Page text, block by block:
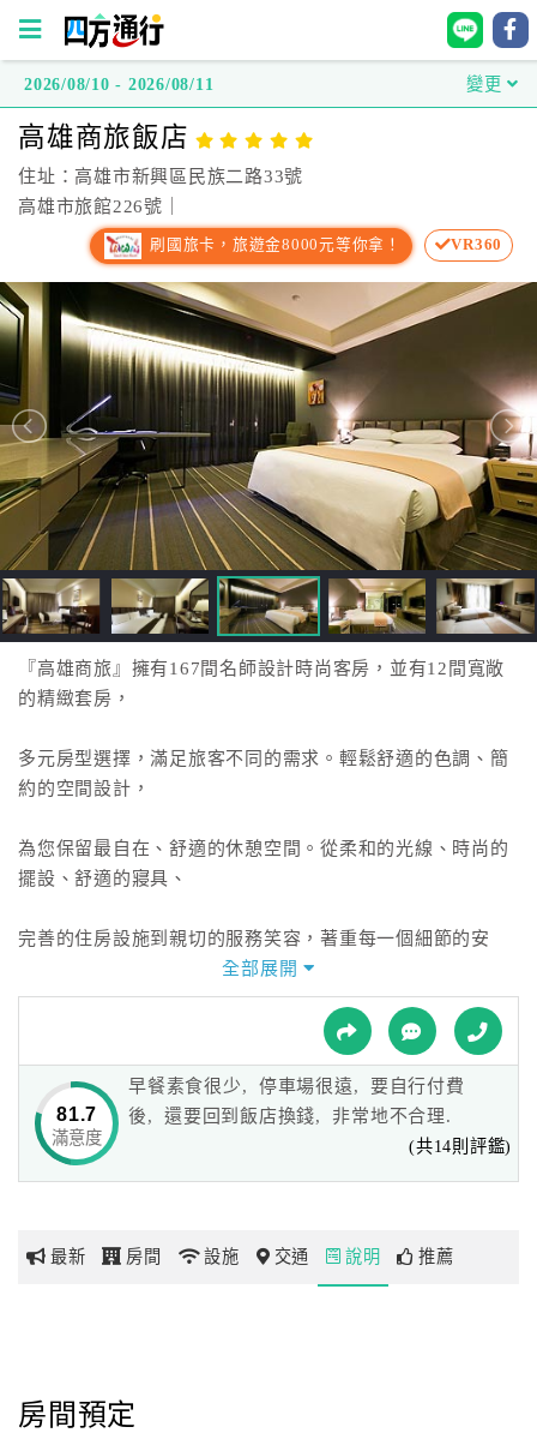
方
通
行
台
房
接
跟
飯
店
訂
房
HOT
特
民
宿
球
網
玩
地
圖
2026/08/10 - 2026/08/11 變更
高雄商旅飯店
住址：高雄市新興區民族二路33號
高雄市旅館226號｜
刷國旅卡，旅遊金8000元等你拿！ VR360
『高雄商旅』擁有167間名師設計時尚客房，並有12間寬敞
的精緻套房，
多元房型選擇，滿足旅客不同的需求。輕鬆舒適的色調、簡
約的空間設計，
為您保留最自在、舒適的休憩空間。從柔和的光線、時尚的
擺設、舒適的寢具、
完善的住房設施到親切的服務笑容，著重每一個細節的安
還是渡假旅遊，高雄商旅全心為您打造每一次的最佳住房體
全部展開
81.7
滿意度
早餐素食很少, 停車場很遠, 要自行付費
後, 還要回到飯店換錢, 非常地不合理.
(共14則評鑑)
最新 房間 設施 交通 說明 推薦
房間預定